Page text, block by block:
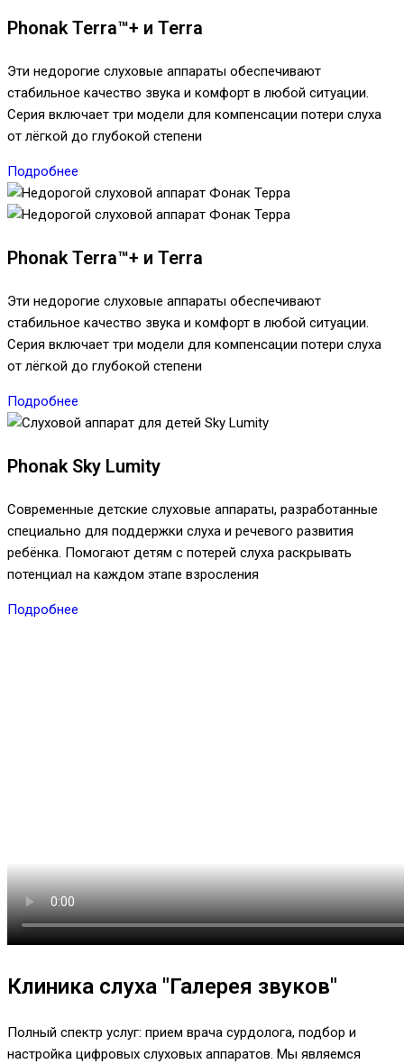
Phonak Terra™+ и Terra
Эти недорогие слуховые аппараты обеспечивают
стабильное качество звука и комфорт в любой ситуации.
Серия включает три модели для компенсации потери слуха
от лёгкой до глубокой степени
Подробнее
Phonak Terra™+ и Terra
Эти недорогие слуховые аппараты обеспечивают
стабильное качество звука и комфорт в любой ситуации.
Серия включает три модели для компенсации потери слуха
от лёгкой до глубокой степени
Подробнее
Phonak Sky Lumity
Современные детские слуховые аппараты, разработанные
специально для поддержки слуха и речевого развития
ребёнка. Помогают детям с потерей слуха раскрывать
потенциал на каждом этапе взросления
Подробнее
Клиника слуха "Галерея звуков"
Полный спектр услуг: прием врача сурдолога, подбор и
настройка цифровых слуховых аппаратов. Мы являемся